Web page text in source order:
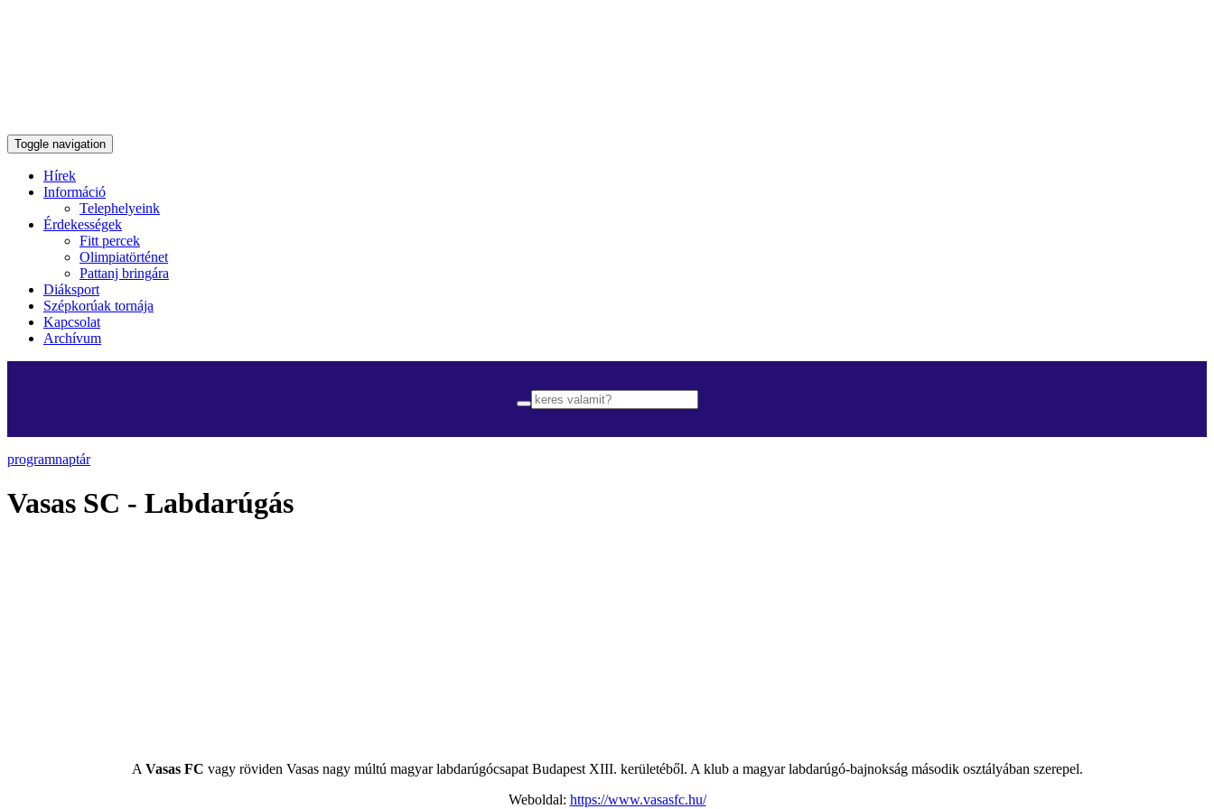
Toggle navigation
Hírek
Információ
Telephelyeink
Érdekességek
Fitt percek
Olimpiatörténet
Pattanj bringára
Diáksport
Szépkorúak tornája
Kapcsolat
Archívum
programnaptár
Vasas SC - Labdarúgás
A Vasas FC vagy röviden Vasas nagy múltú magyar labdarúgócsapat Budapest XIII. kerületéből. A klub a magyar labdarúgó-bajnokság második osztályában szerepel.
Weboldal: https://www.vasasfc.hu/